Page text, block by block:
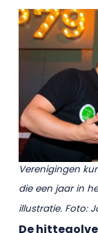
Verenigingen
die een jaar in
illustratie. Foto:
De